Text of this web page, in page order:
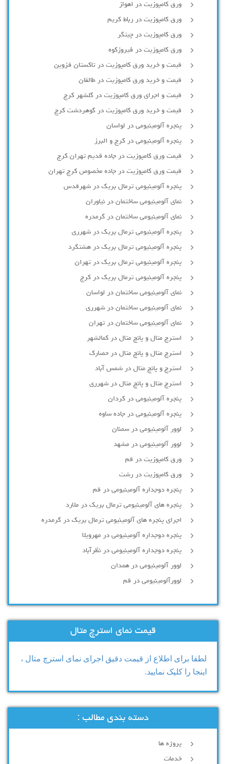
ورق کامپوزیت در اهواز
ورق کامپوزیت در رباط کریم
ورق کامپوزیت در چیتگر
ورق کامپوزیت در فیروزکوه
قیمت و خرید ورق کامپوزیت در تاکستان قزوین
قیمت و خرید ورق کامپوزیت در طالقان
قیمت و اجرای ورق کامپوزیت در گلشهر کرج
قیمت و خرید ورق کامپوزیت در گوهردشت کرج
پنجره آلومینیومی در لواسان
پنجره آلومینیومی در کرج و البرز
قیمت ورق کامپوزیت در جاده قدیم تهران کرج
قیمت ورق کامپوزیت در جاده مخصوص کرج تهران
پنجره آلومینیومی ترمال بریک در شهرقدس
نمای آلومینیومی ساختمان در نیاوران
نمای آلومینیومی ساختمان در گرمدره
پنجره آلومینیومی ترمال بریک در شهرری
پنجره آلومینیومی ترمال بریک در هشتگرد
پنجره آلومینیومی ترمال بریک در تهران
پنجره آلومینیومی ترمال بریک در کرج
نمای آلومینیومی ساختمان در لواسان
نمای آلومینیومی ساختمان در شهرری
نمای آلومینیومی ساختمان در تهران
استرچ متال و پانچ متال در کمالشهر
استرچ متال و پانچ متال در حصارك
استرچ و پانچ متال در شمس آباد
استرچ متال و پانچ متال در شهرری
پنجره آلومینیومی در کردان
پنجره آلومینیومی در جاده ساوه
لوور آلومینیومی در سمنان
لوور آلومینیومی در مشهد
ورق کامپوزیت در قم
ورق کامپوزیت در رشت
پنجره دوجداره آلومينيومی در قم
پنجره های آلومینیومی ترمال بریک در ملارد
اجرای پنجره های آلومینیومی ترمال بریک در گرمدره
پنجره دوجداره آلومینیومی در مهرویلا
پنجره دوجداره آلومینیومی در نظرآباد
لوور آلومینیومی در همدان
لوورآلومینیومی در قم
قیمت نمای استرچ متال
لطفا برای اطلاع از قیمت دقیق اجرای نمای استرچ متال ،
اینجا را کلیک نمایید.
دسته بندی مطالب :
پروژه ها
خدمات